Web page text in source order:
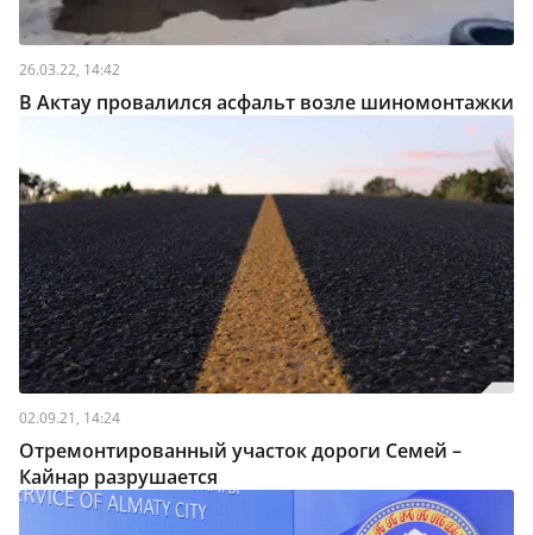
26.03.22, 14:42
В Актау провалился асфальт возле шиномонтажки
02.09.21, 14:24
Отремонтированный участок дороги Семей –
Кайнар разрушается